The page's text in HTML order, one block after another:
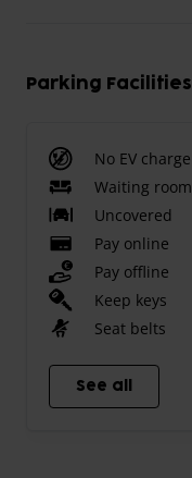
Parking Facilities
No EV charge
Waiting room
Uncovered
Pay online
Pay offline
Keep keys
Seat belts
See all